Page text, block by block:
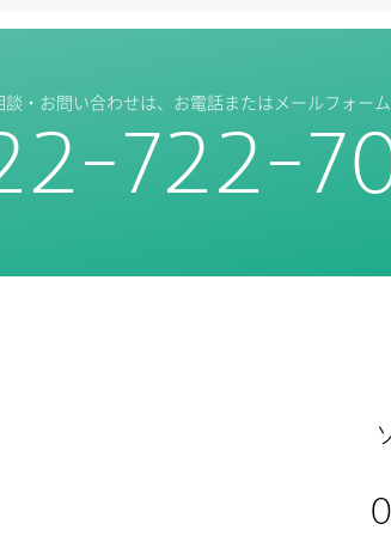
・お問い合わせは、 お電話またはメールフォー
722-